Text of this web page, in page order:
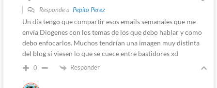
Responde a Pepito Perez
Un día tengo que compartir esos emails semanales que me
envía Diogenes con los temas de los que debo hablar y como
debo enfocarlos. Muchos tendrían una imagen muy distinta
del blog si viesen lo que se cuece entre bastidores xd
0 Responder